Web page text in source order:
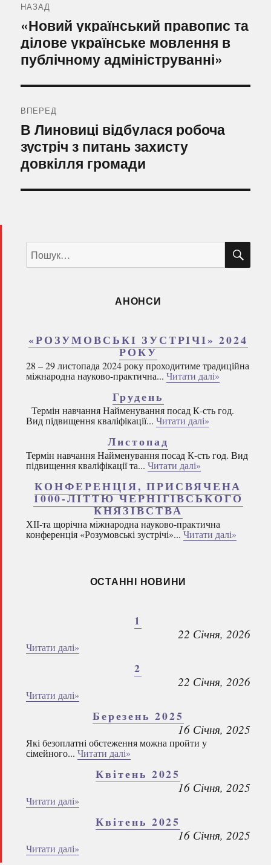
записів
НАЗАД
Попередній
запис:
«Новий український правопис та
ділове українське мовлення в
публічному адмініструванні»
ВПЕРЕД
Наступний
запис:
В Линовиці відбулася робоча
зустріч з питань захисту
довкілля громади
за
запитом:
АНОНСИ
«РОЗУМОВСЬКІ ЗУСТРІЧІ» 2024
РОКУ
28 – 29 листопада 2024 року проходитиме традиційна
міжнародна науково-практична... Читати далі»
Грудень
Термін навчання Найменування посад К-сть год.
Вид підвищення кваліфікації... Читати далі»
Листопад
Термін навчання Найменування посад К-сть год. Вид
підвищення кваліфікації та... Читати далі»
КОНФЕРЕНЦІЯ, ПРИСВЯЧЕНА
1000-ЛІТТЮ ЧЕРНІГІВСЬКОГО
КНЯЗІВСТВА
ХІІ-та щорічна міжнародна науково-практична
конференція «Розумовські зустрічі»... Читати далі»
ОСТАННІ НОВИНИ
1
22 Січня, 2026
Читати далі»
2
22 Січня, 2026
Читати далі»
Березень 2025
16 Січня, 2025
Які безоплатні обстеження можна пройти у
сімейного... Читати далі»
Квітень 2025
16 Січня, 2025
Читати далі»
Квітень 2025
16 Січня, 2025
Читати далі»